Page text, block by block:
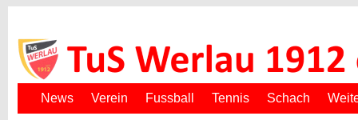
News Verein Fussball Tennis Schach